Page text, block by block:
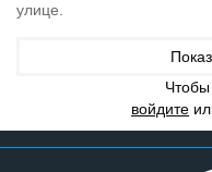
улице.
Чтобы
войдите